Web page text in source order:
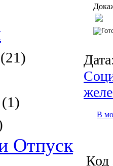
(21)
(1)
Отпуск
В
Код